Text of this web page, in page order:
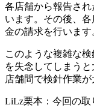
各店舗から報告さ
います。その後、
金の請求を行います
このような複雑な
を失念してしまう
店舗間で検針作業が
LiLz栗本：今回の取